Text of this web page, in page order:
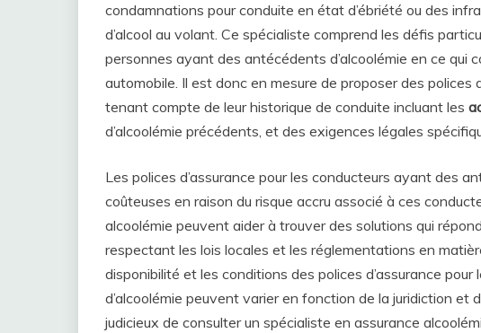
condamnations pour conduite en état d’ébriété ou des
d’alcool au volant. Ce spécialiste comprend les défis
personnes ayant des antécédents d’alcoolémie en ce qui
automobile. Il est donc en mesure de proposer des polices
tenant compte de leur historique de conduite incluant les
d’alcoolémie précédents, et des exigences légales
Les polices d’assurance pour les conducteurs ayant des
coûteuses en raison du risque accru associé à ces
alcoolémie peuvent aider à trouver des solutions qui
respectant les lois locales et les réglementations en
disponibilité et les conditions des polices d’assurance
d’alcoolémie peuvent varier en fonction de la juridiction et
judicieux de consulter un spécialiste en assurance